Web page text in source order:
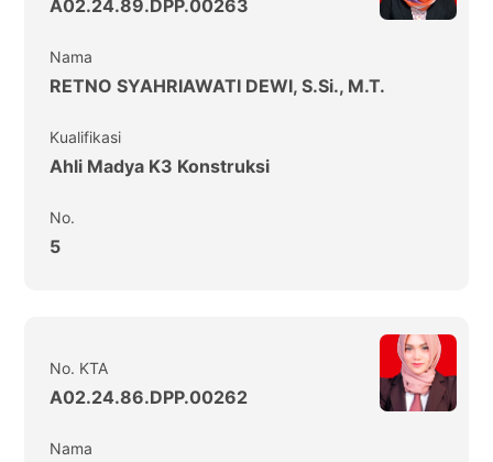
A02.24.89.DPP.00263
Nama
RETNO SYAHRIAWATI DEWI, S.Si., M.T.
Kualifikasi
Ahli Madya K3 Konstruksi
No.
5
No. KTA
A02.24.86.DPP.00262
Nama